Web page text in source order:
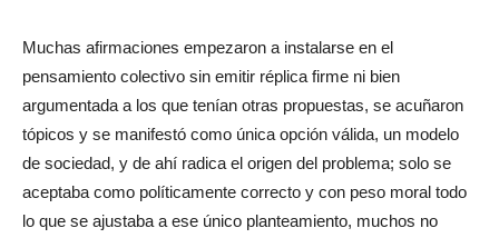
Muchas afirmaciones empezaron a instalarse en el
pensamiento colectivo sin emitir réplica firme ni bien
argumentada a los que tenían otras propuestas, se acuñaron
tópicos y se manifestó como única opción válida, un modelo
de sociedad, y de ahí radica el origen del problema; solo se
aceptaba como políticamente correcto y con peso moral todo
lo que se ajustaba a ese único planteamiento, muchos no